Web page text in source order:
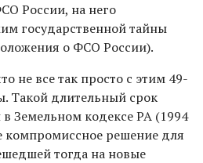
России, на него
государственной тайны
о ФСО России).
не все так просто с этим 49-
Такой длительный срок
Земельном кодексе РА (1994
компромиссное решение для
тогда на новые